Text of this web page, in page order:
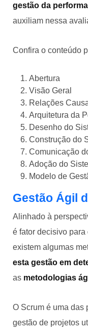
gestão da
auxiliam nessa
Confira o conteúdo
Abertura
Visão Geral
Relações
Arquitetura da
Desenho do
Construção do
Comunicação
Adoção do
Modelo de
Gestão Ágil
Alinhado à
é fator decisivo
existem algumas
esta gestão em
as metodologias
O Scrum é uma das
gestão de projetos